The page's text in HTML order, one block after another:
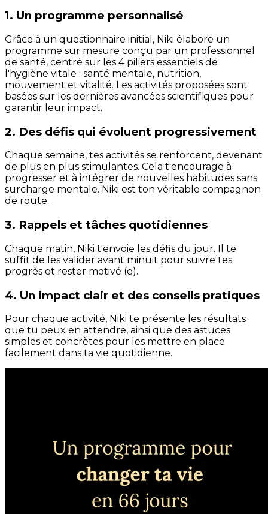
1. Un programme personnalisé
Grâce à un questionnaire initial, Niki élabore un
programme sur mesure conçu par un professionnel
de santé, centré sur les 4 piliers essentiels de
l'hygiène vitale : santé mentale, nutrition,
mouvement et vitalité. Les activités proposées sont
basées sur les dernières avancées scientifiques pour
garantir leur impact.
2. Des défis qui évoluent progressivement
Chaque semaine, tes activités se renforcent, devenant
de plus en plus stimulantes. Cela t'encourage à
progresser et à intégrer de nouvelles habitudes sans
surcharge mentale. Niki est ton véritable compagnon
de route.
3. Rappels et tâches quotidiennes
Chaque matin, Niki t'envoie les défis du jour. Il te
suffit de les valider avant minuit pour suivre tes
progrès et rester motivé (e).
4. Un impact clair et des conseils pratiques
Pour chaque activité, Niki te présente les résultats
que tu peux en attendre, ainsi que des astuces
simples et concrètes pour les mettre en place
facilement dans ta vie quotidienne.